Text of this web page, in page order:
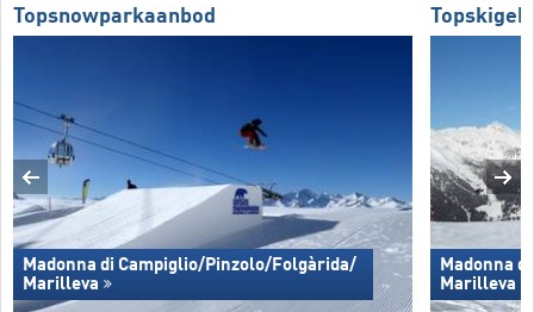
Topsnowparkaanbod
Madonna di Campiglio/​Pinzolo/​Folgàrida/​
Marilleva
Madonna
Marilleva